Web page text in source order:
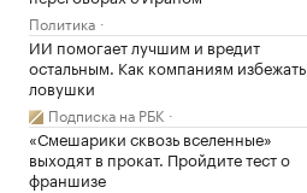
Политика
ИИ помогает лучшим и вредит
остальным. Как компаниям избежать
ловушки
Подписка на РБК
«Смешарики сквозь вселенные»
выходят в прокат. Пройдите тест о
франшизе